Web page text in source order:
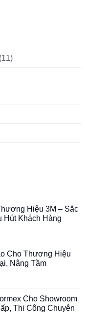
(11)
Hiệu 3M – Sắc
Hút Khách Hàng
Cho Thương Hiệu
Nâng Tầm
Cho Showroom
Thi Công Chuyên